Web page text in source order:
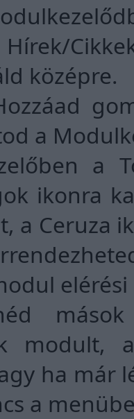
Hírek/
középre.
a
a
ikonra
a Ceruza
ha már
a